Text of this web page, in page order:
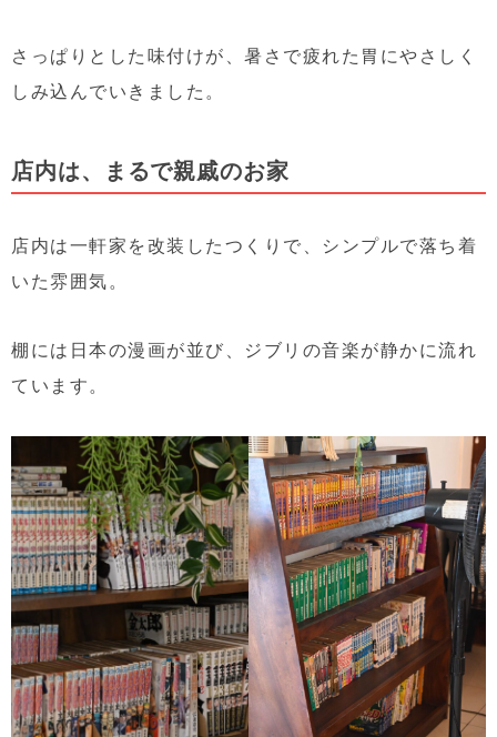
さっぱりとした味付けが、暑さで疲れた胃にやさしく
しみ込んでいきました。
店内は、まるで親戚のお家
店内は一軒家を改装したつくりで、シンプルで落ち着
いた雰囲気。
棚には日本の漫画が並び、ジブリの音楽が静かに流れ
ています。